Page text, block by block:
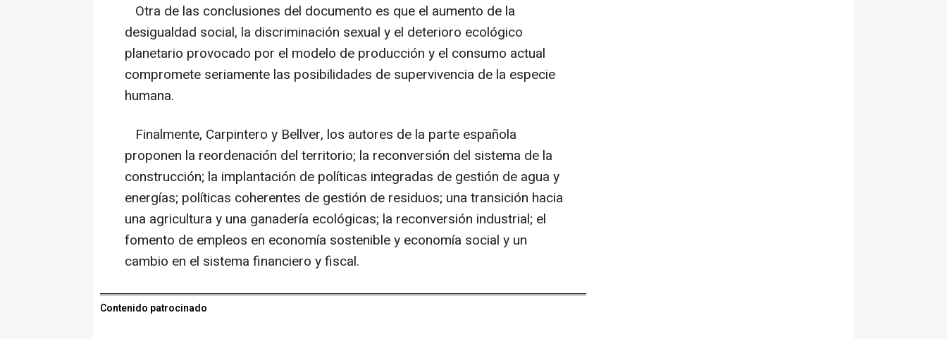
Otra de las conclusiones del documento es que el aumento de la
desigualdad social, la discriminación sexual y el deterioro ecológico
planetario provocado por el modelo de producción y el consumo actual
compromete seriamente las posibilidades de supervivencia de la especie
humana.
Finalmente, Carpintero y Bellver, los autores de la parte española
proponen la reordenación del territorio; la reconversión del sistema de la
construcción; la implantación de políticas integradas de gestión de agua y
energías; políticas coherentes de gestión de residuos; una transición hacia
una agricultura y una ganadería ecológicas; la reconversión industrial; el
fomento de empleos en economía sostenible y economía social y un
cambio en el sistema financiero y fiscal.
Contenido patrocinado